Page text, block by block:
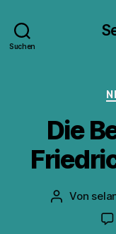
Suchen
Die
Von